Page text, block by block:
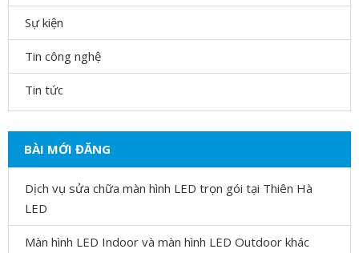
Sự kiện
Tin công nghệ
Tin tức
BÀI MỚI ĐĂNG
Dịch vụ sửa chữa màn hình LED trọn gói tại Thiên Hà
LED
Màn hình LED Indoor và màn hình LED Outdoor khác